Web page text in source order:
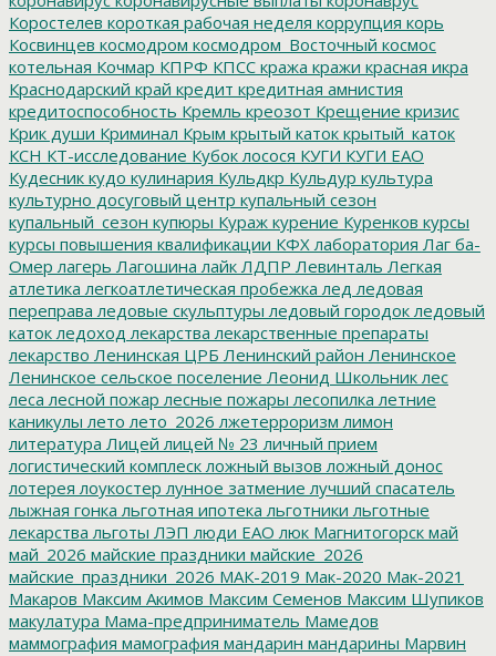
Коростелев короткая рабочая неделя коррупция корь
Косвинцев космодром космодром_Восточный космос
котельная Кочмар КПРФ КПСС кража кражи красная икра
Краснодарский край кредит кредитная амнистия
кредитоспособность Кремль креозот Крещение кризис
Крик души Криминал Крым крытый каток крытый_каток
КСН КТ-исследование Кубок лосося КУГИ КУГИ ЕАО
Кудесник кудо кулинария Кульдкр Кульдур культура
культурно досуговый центр купальный сезон
купальный_сезон купюры Кураж курение Куренков курсы
курсы повышения квалификации КФХ лаборатория Лаг ба-
Омер лагерь Лагошина лайк ЛДПР Левинталь Легкая
атлетика легкоатлетическая пробежка лед ледовая
переправа ледовые скульптуры ледовый городок ледовый
каток ледоход лекарства лекарственные препараты
лекарство Ленинская ЦРБ Ленинский район Ленинское
Ленинское сельское поселение Леонид Школьник лес
леса лесной пожар лесные пожары лесопилка летние
каникулы лето лето_2026 лжетерроризм лимон
литература Лицей лицей № 23 личный прием
логистический комплеск ложный вызов ложный донос
лотерея лоукостер лунное затмение лучший спасатель
лыжная гонка льготная ипотека льготники льготные
лекарства льготы ЛЭП люди ЕАО люк Магнитогорск май
май_2026 майские праздники майские_2026
майские_праздники_2026 МАК-2019 Мак-2020 Мак-2021
Макаров Максим Акимов Максим Семенов Максим Шупиков
макулатура Мама-предприниматель Мамедов
маммография мамография мандарин мандарины Марвин